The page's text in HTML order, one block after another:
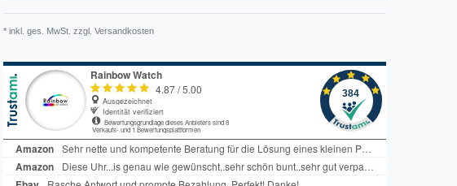
* inkl. ges. MwSt. zzgl. Versandkosten